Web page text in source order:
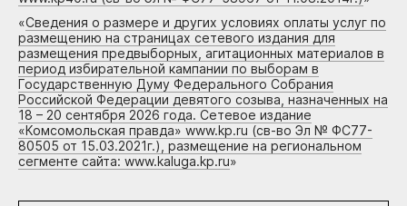
«Сведения о размере и других условиях оплаты услуг по
размещению на страницах сетевого издания для
размещения предвыборных, агитационных материалов в
период избирательной кампании по выборам в
Государственную Думу Федерального Собрания
Российской Федерации девятого созыва, назначенных на
18 – 20 сентября 2026 года. Сетевое издание
«Комсомольская правда» www.kp.ru (св-во Эл № ФС77-
80505 от 15.03.2021г.), размещение на региональном
сегменте сайта: www.kaluga.kp.ru»